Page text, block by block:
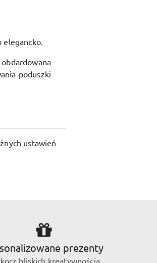
elegancko.
poduszki
ustawień
prezenty
bliskich kreatywnością